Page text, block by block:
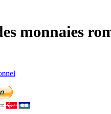
monnaies